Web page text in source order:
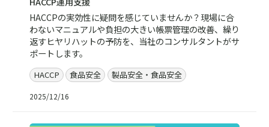
HACCPの実効性に疑問を感じていませんか？現場に合
わないマニュアルや負担の大きい帳票管理の改善、繰り
返すヒヤリハットの予防を、当社のコンサルタントがサ
ポートします。
HACCP 食品安全 製品安全・食品安全
2025/12/16